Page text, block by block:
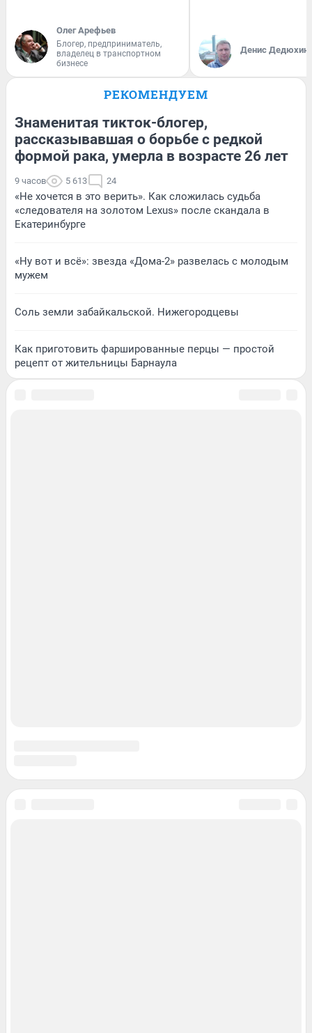
Олег Арефьев
Блогер, предприниматель,
владелец в транспортном
бизнесе
Денис Дедюхин
РЕКОМЕНДУЕМ
Знаменитая тикток-блогер,
рассказывавшая о борьбе с редкой
формой рака, умерла в возрасте 26 лет
9 часов 5 613 24
«Не хочется в это верить». Как сложилась судьба
«следователя на золотом Lexus» после скандала в
Екатеринбурге
«Ну вот и всё»: звезда «Дома-2» развелась с молодым
мужем
Соль земли забайкальской. Нижегородцевы
Как приготовить фаршированные перцы — простой
рецепт от жительницы Барнаула